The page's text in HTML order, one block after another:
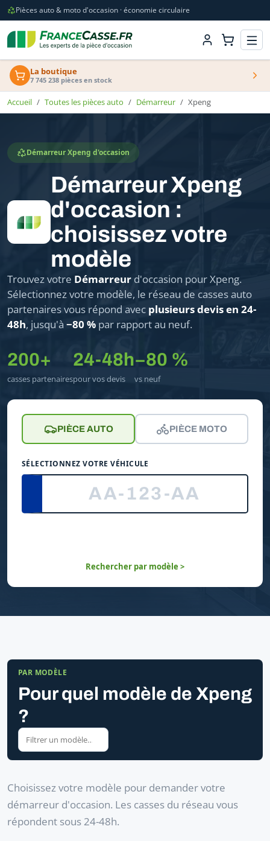
Pièces auto & moto d'occasion · économie circulaire
La boutique
7 745 238 pièces en stock
Accueil Toutes les pièces auto Démarreur Xpeng
Démarreur Xpeng d'occasion
Démarreur Xpeng
d'occasion :
choisissez votre
modèle
Trouvez votre Démarreur d'occasion pour Xpeng.
Sélectionnez votre modèle, le réseau de casses auto
partenaires vous répond avec plusieurs devis en 24-
48h, jusqu'à −80 % par rapport au neuf.
200+
casses partenaires
24-48h
pour vos devis
−80 %
vs neuf
PIÈCE AUTO PIÈCE MOTO
SÉLECTIONNEZ VOTRE VÉHICULE
Rechercher par modèle >
PAR MODÈLE
Pour quel modèle de Xpeng
?
Choisissez votre modèle pour demander votre
démarreur d'occasion. Les casses du réseau vous
répondent sous 24-48h.